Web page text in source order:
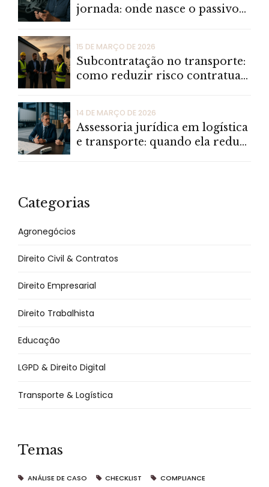
jornada: onde nasce o passivo
15 DE MARÇO DE 2026
Subcontratação no transporte:
como reduzir risco contratual,
14 DE MARÇO DE 2026
Assessoria jurídica em logística
e transporte: quando ela reduz
Categorias
Agronegócios
Direito Civil & Contratos
Direito Empresarial
Direito Trabalhista
Educação
LGPD & Direito Digital
Transporte & Logística
Temas
ANÁLISE DE CASO CHECKLIST
COMPLIANCE